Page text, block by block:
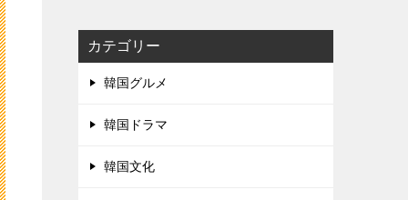
カテゴリー
韓国グルメ
韓国ドラマ
韓国文化